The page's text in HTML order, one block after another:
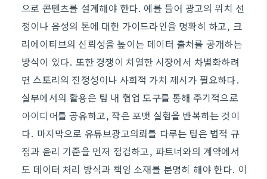
으로 콘텐츠를 설계해야 한다. 예를 들어 광고의 위치 선
정이나 음성의 톤에 대한 가이드라인을 명확히 하고, 크
리에이티브의 신뢰성을 높이는 데이터 출처를 공개하는
방식이 있다. 또한 경쟁이 치열한 시장에서 차별화하려
면 스토리의 진정성이나 사회적 가치 제시가 필요하다.
실무에서의 활용은 팀 내 협업 도구를 통해 주기적으로
아이디어를 공유하고, 작은 포맷 실험을 반복하는 것이
다. 마지막으로 유튜브광고의뢰를 다루는 팀은 법적 규
정과 윤리 기준을 먼저 점검하고, 파트너와의 계약에서
도 데이터 처리 방식과 책임 소재를 분명히 해야 한다. 이